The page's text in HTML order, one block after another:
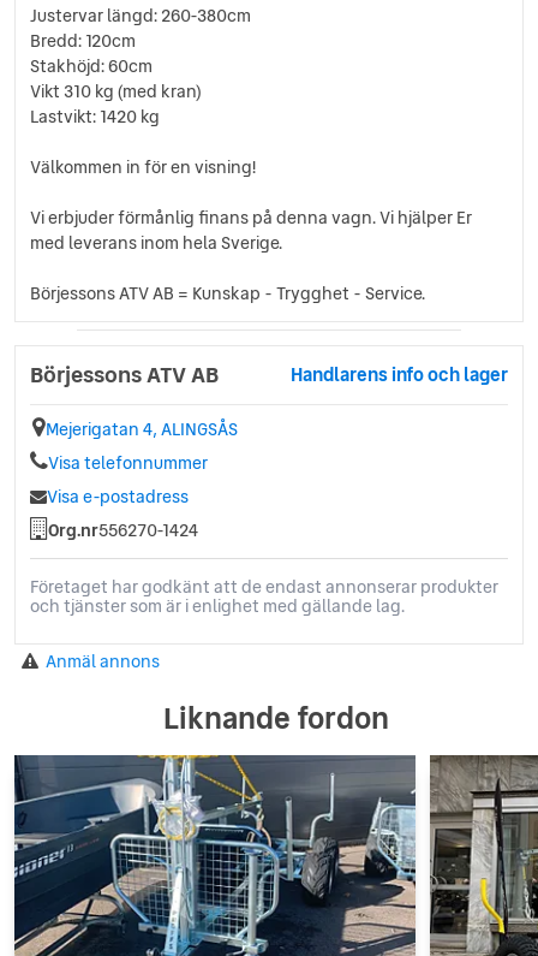
Justervar längd: 260-380cm
Bredd: 120cm
Stakhöjd: 60cm
Vikt 310 kg (med kran)
Lastvikt: 1420 kg
Välkommen in för en visning!
Vi erbjuder förmånlig finans på denna vagn. Vi hjälper Er
med leverans inom hela Sverige.
Börjessons ATV AB = Kunskap - Trygghet - Service.
Börjessons ATV AB Handlarens info och lager
Mejerigatan 4, ALINGSÅS
Visa telefonnummer
Visa e-postadress
Org.nr556270-1424
Företaget har godkänt att de endast annonserar produkter
och tjänster som är i enlighet med gällande lag.
Anmäl annons
Liknande fordon